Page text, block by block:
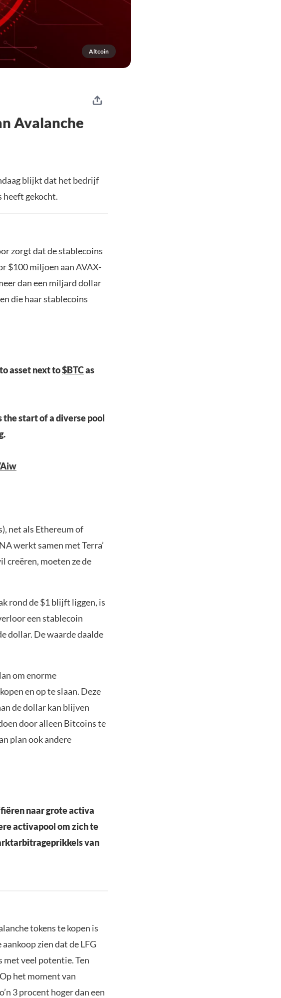
Altcoin
Avalanche
blijkt dat het bedrijf
heeft gekocht.
zorgt dat de stablecoins
$100 miljoen aan AVAX-
dan een miljard dollar
die haar stablecoins
asset next to$BTCas
the start of a diverse pool
net als Ethereum of
werkt samen met Terra’
creëren, moeten ze de
rond de $1 blijft liggen, is
een stablecoin
dollar. De waarde daalde
om enorme
en op te slaan. Deze
de dollar kan blijven
door alleen Bitcoins te
plan ook andere
naar grote activa
activapool om zich te
van
tokens te kopen is
zien dat de LFG
veel potentie. Ten
het moment van
3 procent hoger dan een